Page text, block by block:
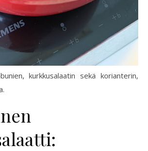
kurkkusalaatin sekä korianterin,